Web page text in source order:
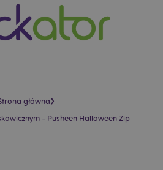
główna›
- Pusheen Halloween Zip